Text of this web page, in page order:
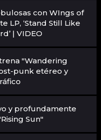
con WIngs of
LP, ‘Stand Still Like
| VIDEO
"Wandering
punk etéreo y
y profundamente
Sun"